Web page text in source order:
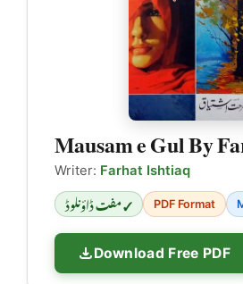
Mausam e Gul By
Writer: Farhat Ishtiaq
✓ مفت ڈاؤنلوڈ PDF Format
Download Free PDF